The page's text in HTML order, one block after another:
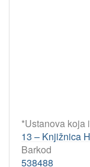
*Ustanova koja
13 – Knjižnica
Barkod
538488